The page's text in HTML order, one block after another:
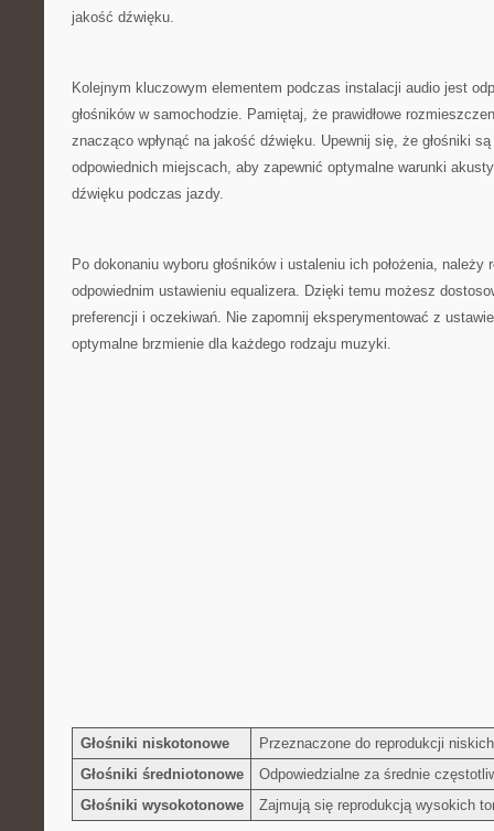
jakość dźwięku.
Kolejnym kluczowym elementem podczas instalacji audio jest
głośników w samochodzie. ​Pamiętaj, że prawidłowe
znacząco wpłynąć na jakość dźwięku. Upewnij się, że głośniki
⁢odpowiednich ⁣miejscach, aby ⁣zapewnić optymalne warunki
dźwięku podczas jazdy.
Po dokonaniu wyboru głośników i⁤ ustaleniu ich położenia, należy‌
odpowiednim ustawieniu⁣ equalizera. Dzięki temu możesz
preferencji i⁢ oczekiwań. Nie zapomnij ⁣eksperymentować z
optymalne brzmienie dla każdego rodzaju muzyki.
Głośniki niskotonowe
Przeznaczone do reprodukcji
Głośniki średniotonowe
Odpowiedzialne za średnie
Głośniki wysokotonowe
Zajmują się reprodukcją wysokich